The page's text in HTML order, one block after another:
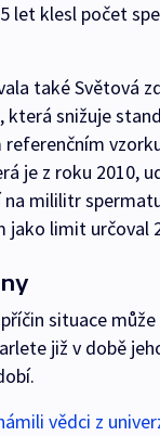
let klesl počet
také Světová
která snižuje
referenčním
je z roku 2010,
mililitr
jako limit určoval
situace
již v době
vědci z